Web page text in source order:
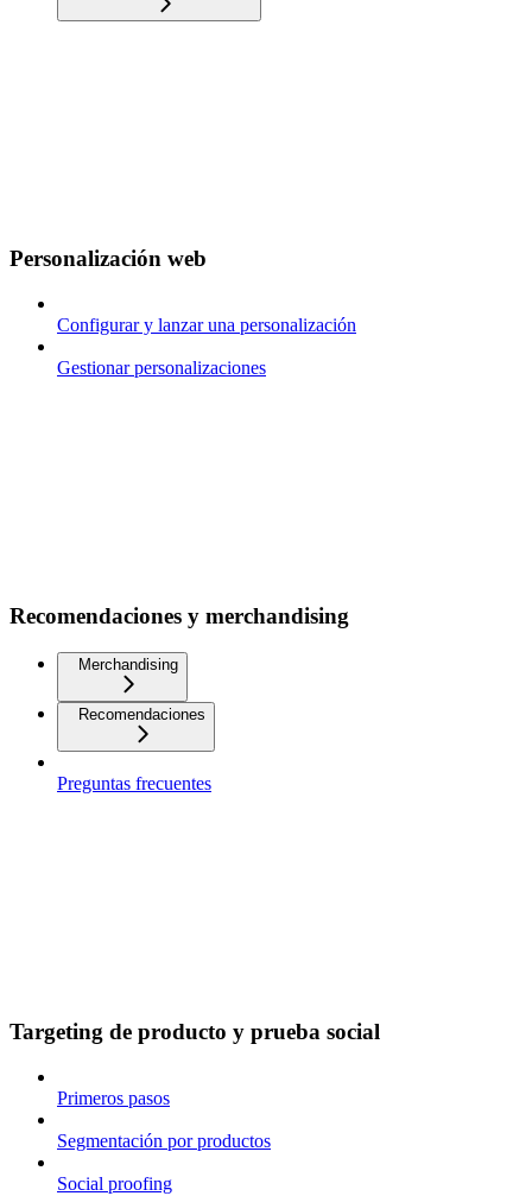
Personalización web
Configurar y lanzar una personalización
Gestionar personalizaciones
Recomendaciones y merchandising
Merchandising
Recomendaciones
Preguntas frecuentes
Targeting de producto y prueba social
Primeros pasos
Segmentación por productos
Social proofing